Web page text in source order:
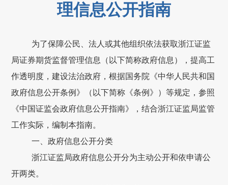
理信息公开指南
为了保障公民、法人或其他组织依法获取浙江证监
局证券期货监督管理信息（以下简称政府信息），提高工
作透明度，建设法治政府，根据国务院《中华人民共和国
政府信息公开条例》（以下简称《条例》）等规定，参照
《中国证监会政府信息公开指南》，结合浙江证监局监管
工作实际，编制本指南。
一、政府信息公开分类
浙江证监局政府信息公开分为主动公开和依申请公
开两类。